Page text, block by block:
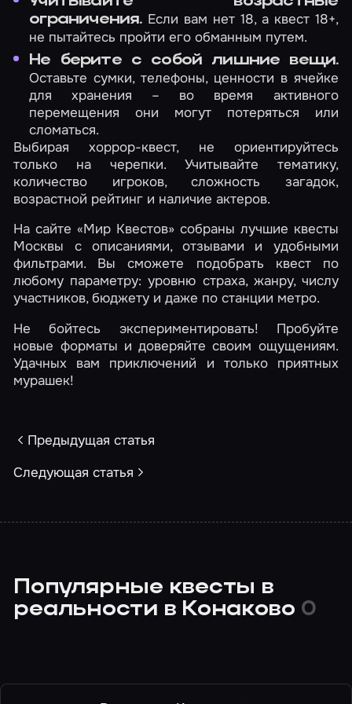
ограничения.Если вам нет 18, а квест 18+,
не пытайтесь пройти его обманным путем.
Не берите с собой лишние вещи.
Оставьте сумки, телефоны, ценности в ячейке
для хранения – во время активного
перемещения они могут потеряться или
сломаться.
Выбирая хоррор-квест, не ориентируйтесь
только на черепки. Учитывайте тематику,
количество игроков, сложность загадок,
возрастной рейтинг и наличие актеров.
На сайте «Мир Квестов» собраны лучшие квесты
Москвы с описаниями, отзывами и удобными
фильтрами. Вы сможете подобрать квест по
любому параметру: уровню страха, жанру, числу
участников, бюджету и даже по станции метро.
Не бойтесь экспериментировать! Пробуйте
новые форматы и доверяйте своим ощущениям.
Удачных вам приключений и только приятных
мурашек!
Предыдущая статья
Следующая статья
Популярные квесты в
реальности в Конаково 0